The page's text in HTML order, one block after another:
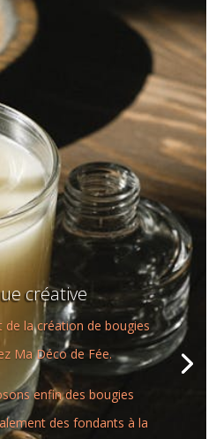
créative
de la création de bougies
Ma Déco de Fée.
enfin des bougies
des fondants à la